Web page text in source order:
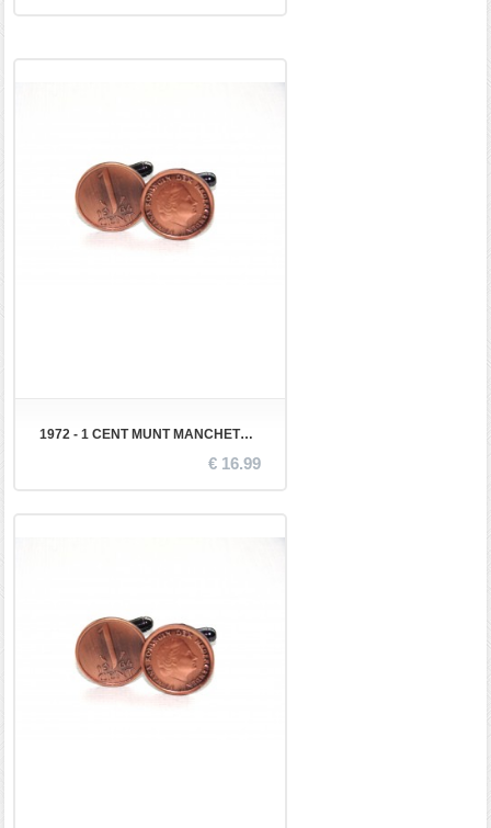
1972 - 1 CENT MUNT MANCHETKNOPEN
€ 16.99